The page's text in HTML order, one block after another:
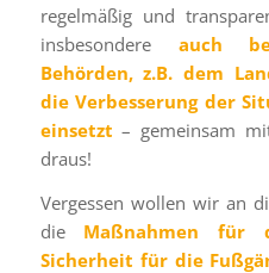
regelmäßig und
insbesondere auch
Behörden, z.B. dem
die Verbesserung der
einsetzt – gemeinsam
draus!
Vergessen wollen wir an
die Maßnahmen für
Sicherheit für die